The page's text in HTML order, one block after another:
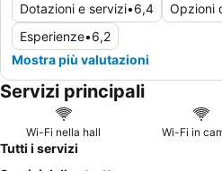
Dotazioni e servizi•6,4 Opzioni
Esperienze•6,2
Mostra più valutazioni
Servizi principali
Wi-Fi nella hall Wi-Fi in
Tutti i servizi